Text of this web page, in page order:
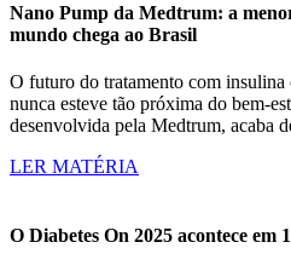
Nano Pump da Medtrum: a
mundo chega ao Brasil
O futuro do tratamento com insulina
nunca esteve tão próxima do bem-
desenvolvida pela Medtrum, acaba
LER MATÉRIA
O Diabetes On 2025 acontece em